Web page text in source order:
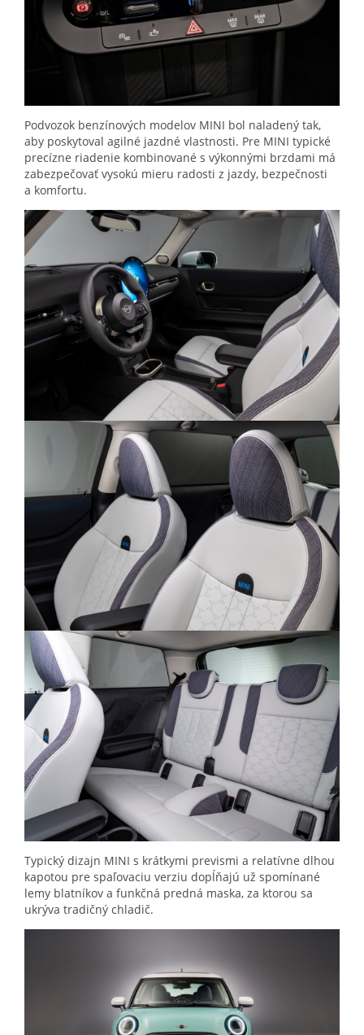
Podvozok benzínových modelov MINI bol naladený tak,
aby poskytoval agilné jazdné vlastnosti. Pre MINI typické
precízne riadenie kombinované s výkonnými brzdami má
zabezpečovať vysokú mieru radosti z jazdy, bezpečnosti
a komfortu.
Typický dizajn MINI s krátkymi prevismi a relatívne dlhou
kapotou pre spaľovaciu verziu dopĺňajú už spomínané
lemy blatníkov a funkčná predná maska, za ktorou sa
ukrýva tradičný chladič.